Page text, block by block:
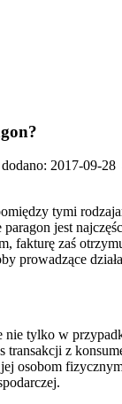
dodano: 2017-09-
tymi
jest
fakturę zaś
prowadzące
nie tylko w
transakcji z
osobom